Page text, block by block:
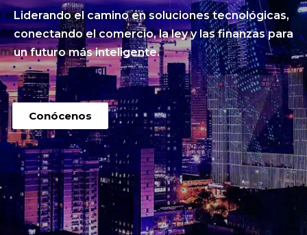
Liderando el camino en soluciones tecnológicas,
conectando el comercio, la ley y las finanzas para
un futuro más inteligente.
Conócenos